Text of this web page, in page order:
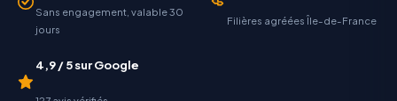
Sans engagement, valable 30
jours
Filières agréées Île-de-France
4,9 / 5 sur Google